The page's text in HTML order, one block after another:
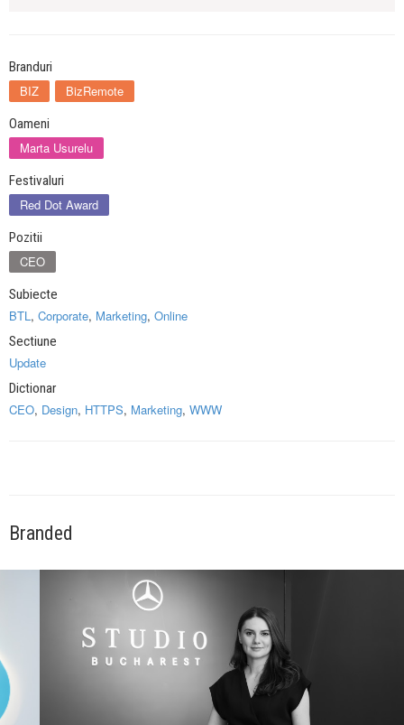
Branduri
BIZ BizRemote
Oameni
Marta Usurelu
Festivaluri
Red Dot Award
Pozitii
CEO
Subiecte
BTL, Corporate, Marketing, Online
Sectiune
Update
Dictionar
CEO, Design, HTTPS, Marketing, WWW
Branded